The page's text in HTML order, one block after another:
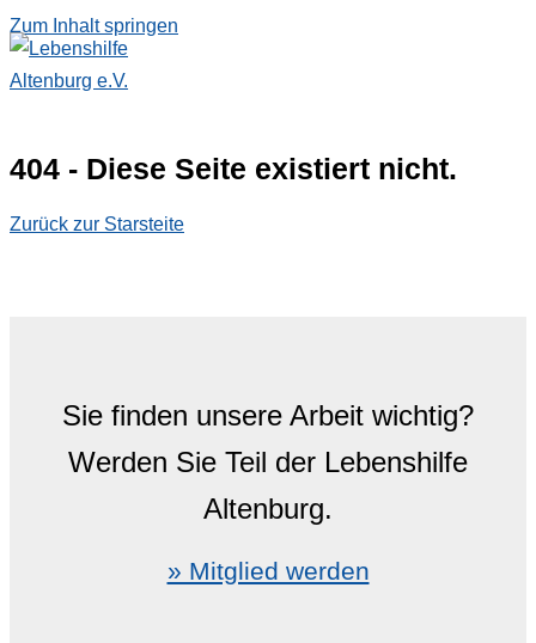
Zum Inhalt springen
404 - Diese Seite existiert nicht.
Zurück zur Starsteite
Sie finden unsere Arbeit wichtig?
Werden Sie Teil der Lebenshilfe
Altenburg.
» Mitglied werden